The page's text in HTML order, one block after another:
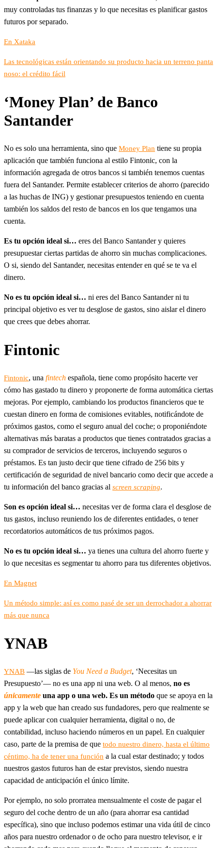
muy controladas tus finanzas y lo que necesitas es planificar gastos
futuros por separado.
En Xataka
Las tecnológicas están orientando su producto hacia un terreno panta
noso: el crédito fácil
‘Money Plan’ de Banco
Santander
No es solo una herramienta, sino que Money Plan tiene su propia
aplicación que también funciona al estilo Fintonic, con la
información agregada de otros bancos si también tenemos cuentas
fuera del Santander. Permite establecer criterios de ahorro (parecido
a las huchas de ING) y gestionar presupuestos teniendo en cuenta
también los saldos del resto de bancos en los que tengamos una
cuenta.
Es tu opción ideal si… eres del Banco Santander y quieres
presupuestar ciertas partidas de ahorro sin muchas complicaciones.
O si, siendo del Santander, necesitas entender en qué se te va el
dinero.
No es tu opción ideal si… ni eres del Banco Santander ni tu
principal objetivo es ver tu desglose de gastos, sino aislar el dinero
que crees que debes ahorrar.
Fintonic
Fintonic, una fintech española, tiene como propósito hacerte ver
cómo has gastado tu dinero y proponerte de forma automática ciertas
mejoras. Por ejemplo, cambiando los productos financieros que te
cuestan dinero en forma de comisiones evitables, notificándote de
próximos gastos, como el seguro anual del coche; o proponiéndote
alternativas más baratas a productos que tienes contratados gracias a
su comprador de servicios de terceros, incluyendo seguros o
préstamos. Es tan justo decir que tiene cifrado de 256 bits y
certificación de seguridad de nivel bancario como decir que accede a
tu información del banco gracias al screen scraping.
Son es opción ideal si… necesitas ver de forma clara el desglose de
tus gastos, incluso reuniendo los de diferentes entidades, o tener
recordatorios automáticos de tus próximos pagos.
No es tu opción ideal si… ya tienes una cultura del ahorro fuerte y
lo que necesitas es segmentar tu ahorro para tus diferentes objetivos.
En Magnet
Un método simple: así es como pasé de ser un derrochador a ahorrar
más que nunca
YNAB
YNAB —las siglas de You Need a Budget, ‘Necesitas un
Presupuesto’— no es una app ni una web. O al menos, no es
únicamente una app o una web. Es un método que se apoya en la
app y la web que han creado sus fundadores, pero que realmente se
puede aplicar con cualquier herramienta, digital o no, de
contabilidad, incluso haciendo números en un papel. En cualquier
caso, parte de la premisa de que todo nuestro dinero, hasta el último
céntimo, ha de tener una función a la cual estar destinado; y todos
nuestros gastos futuros han de estar previstos, siendo nuestra
capacidad de anticipación el único límite.
Por ejemplo, no solo prorratea mensualmente el coste de pagar el
seguro del coche dentro de un año (para ahorrar esa cantidad
específica), sino que incluso podemos estimar una vida útil de cinco
años para nuestro ordenador o de ocho para nuestro televisor, e ir